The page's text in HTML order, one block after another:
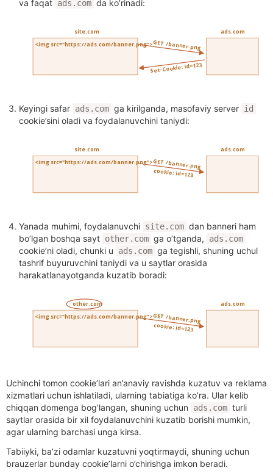
va faqat ads.com da ko’rinadi:
Keyingi safar ads.com ga kirilganda, masofaviy server id
cookie’sini oladi va foydalanuvchini taniydi:
Yanada muhimi, foydalanuvchi site.com dan banneri ham
bo’lgan boshqa sayt other.com ga o’tganda, ads.com
cookie’ni oladi, chunki u ads.com ga tegishli, shuning uchul
tashrif buyuruvchini taniydi va u saytlar orasida
harakatlanayotganda kuzatib boradi:
Uchinchi tomon cookie’lari an’anaviy ravishda kuzatuv va reklama
xizmatlari uchun ishlatiladi, ularning tabiatiga ko’ra. Ular kelib
chiqqan domenga bog’langan, shuning uchun
ads.com turli
saytlar orasida bir xil foydalanuvchini kuzatib borishi mumkin,
agar ularning barchasi unga kirsa.
Tabiiyki, ba’zi odamlar kuzatuvni yoqtirmaydi, shuning uchun
brauzerlar bunday cookie’larni o’chirishga imkon beradi.